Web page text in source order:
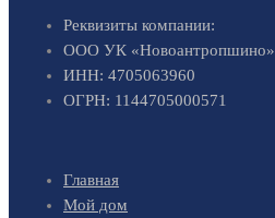
Реквизиты компании:
ООО УК «Новоантропшино»
ИНН: 4705063960
ОГРН: 1144705000571
Главная
Мой дом